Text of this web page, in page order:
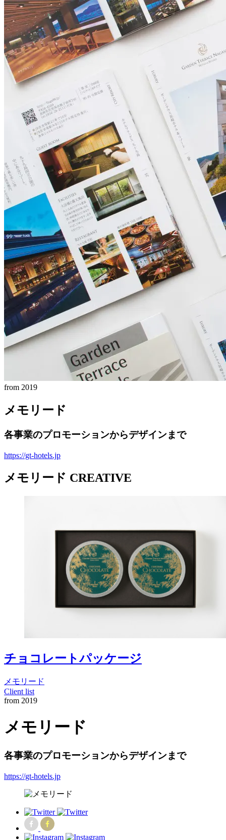
from 2019
メモリード
各事業のプロモーションからデザインまで
https://gt-hotels.jp
メモリード CREATIVE
チョコレートパッケージ
メモリード
Client list
from 2019
メモリード
各事業のプロモーションからデザインまで
https://gt-hotels.jp